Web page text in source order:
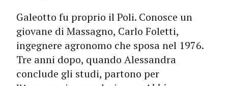
Galeotto fu proprio il Poli. Conosce un
giovane di Massagno, Carlo Foletti,
ingegnere agronomo che sposa nel 1976.
Tre anni dopo, quando Alessandra
conclude gli studi, partono per